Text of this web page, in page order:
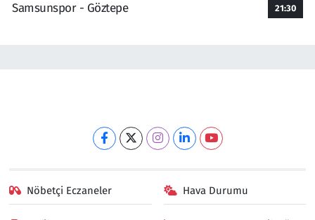
Samsunspor - Göztepe
21:30
Nöbetçi Eczaneler Hava Durumu